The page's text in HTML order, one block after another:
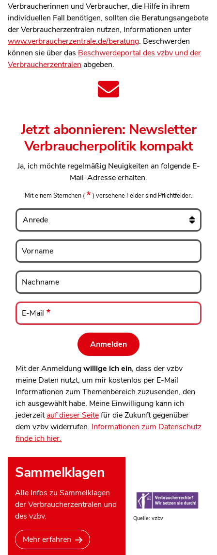
Verbraucherinnen und Verbraucher, die Hilfe in ihrem
individuellen Fall benötigen, sollten die Beratungsangebote
der Verbraucherzentralen nutzen, Informationen unter
www.verbraucherzentrale.de/beratung. Beschwerden
können sie über das Beschwerdeportal des vzbv und der
Verbraucherzentralen abgeben.
Jetzt abonnieren: Newsletter
Verbraucherpolitik kompakt
Ja, ich möchte regelmäßig Neuigkeiten an folgende E-
Mail-Adresse erhalten.
Mit einem Sternchen ( ) versehene Felder sind Pflichtfelder.
Anrede
Vorname
Vorname
Nachname
Nachname
E-
Mail
E-Mail
Mit der Anmeldungwillige ich ein, dass der vzbv
meine Daten nutzt, um mir kostenlos per E-Mail
Informationen zum Themenbereich zuzusenden, den
ich ausgewählt habe. Meine Einwilligung kann ich
jederzeitauf dieser Seitefür die Zukunft gegenüber
dem vzbv widerrufen. Informationen zum Datenschutz
finde ich hier.
Sammelklagen
Alle Infos zu Sammelklagen
der Verbraucherzentralen und
des vzbv.
Mehr erfahren
Quelle: vzbv